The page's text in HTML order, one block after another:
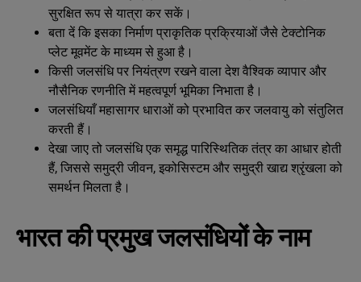
सुरक्षित रूप से यात्रा कर सकें।
बता दें कि इसका निर्माण प्राकृतिक प्रक्रियाओं जैसे टेक्टोनिक
प्लेट मूवमेंट के माध्यम से हुआ है।
किसी जलसंधि पर नियंत्रण रखने वाला देश वैश्विक व्यापार और
नौसैनिक रणनीति में महत्वपूर्ण भूमिका निभाता है।
जलसंधियाँ महासागर धाराओं को प्रभावित कर जलवायु को संतुलित
करती हैं।
देखा जाए तो जलसंधि एक समृद्ध पारिस्थितिक तंत्र का आधार होती
हैं, जिससे समुद्री जीवन, इकोसिस्टम और समुद्री खाद्य श्रृंखला को
समर्थन मिलता है।
भारत की प्रमुख जलसंधियों के नाम